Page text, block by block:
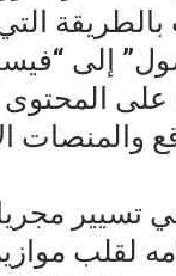
إلى
على
والمنصات
تسيير
لقلب